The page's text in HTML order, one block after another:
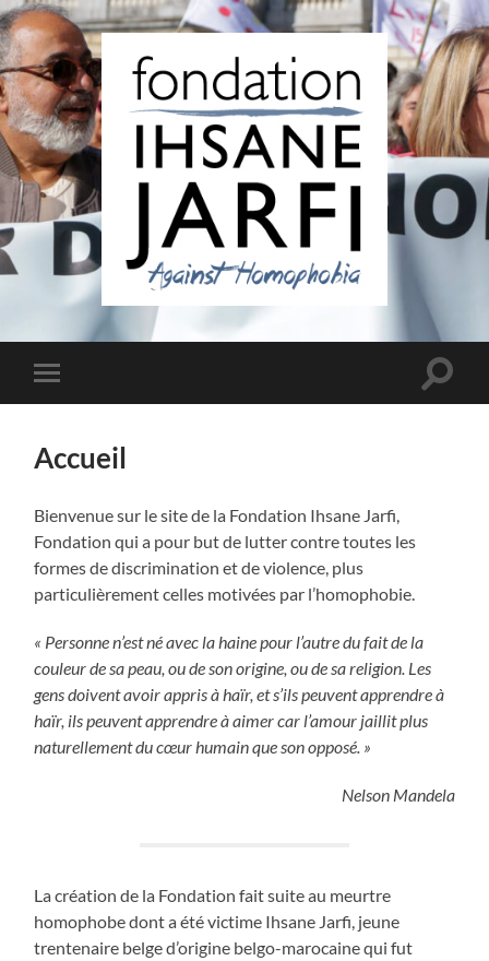
Fondation
Ihsane
Jarfi
Toggle
mobile
Toggle
Accueil
Bienvenue sur le site de la Fondation Ihsane Jarfi,
Fondation qui a pour but de lutter contre toutes les
formes de discrimination et de violence, plus
particulièrement celles motivées par l’homophobie.
« Personne n’est né avec la haine pour l’autre du fait de la
couleur de sa peau, ou de son origine, ou de sa religion. Les
gens doivent avoir appris à haïr, et s’ils peuvent apprendre à
haïr, ils peuvent apprendre à aimer car l’amour jaillit plus
naturellement du cœur humain que son opposé. »
Nelson Mandela
La création de la Fondation fait suite au meurtre
homophobe dont a été victime Ihsane Jarfi, jeune
trentenaire belge d’origine belgo-marocaine qui fut